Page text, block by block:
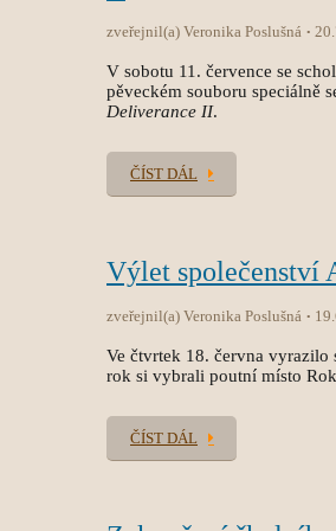
zveřejnil(a) Veronika Poslušná
V sobotu 11. července se
pěveckém souboru speciálně
Deliverance II.
ČÍST DÁL
Výlet společenství
zveřejnil(a) Veronika Poslušná
Ve čtvrtek 18. června vyrazilo
rok si vybrali poutní místo
ČÍST DÁL